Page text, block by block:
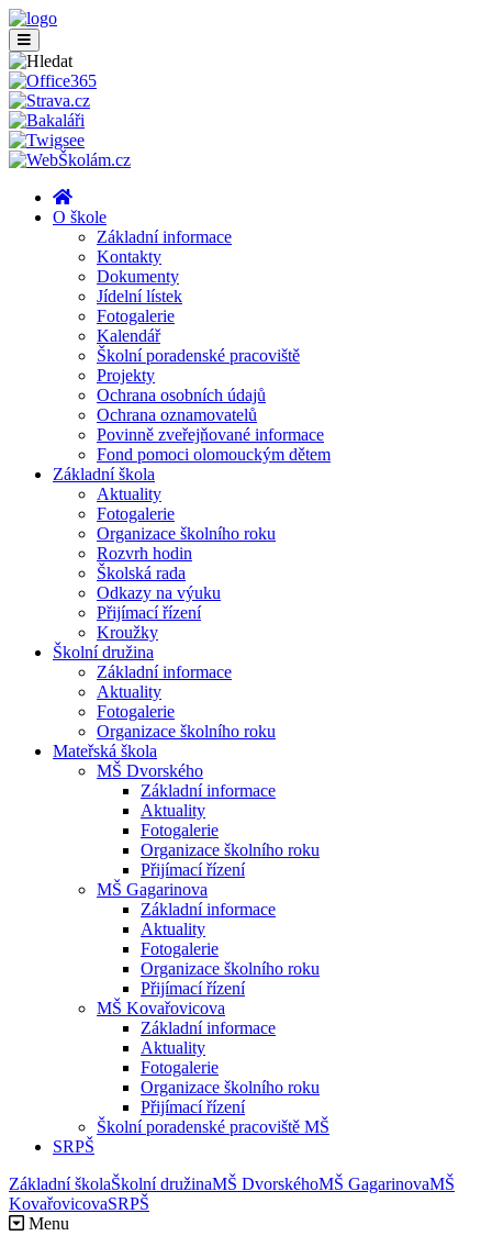
O škole
Základní informace
Kontakty
Dokumenty
Jídelní lístek
Fotogalerie
Kalendář
Školní poradenské pracoviště
Projekty
Ochrana osobních údajů
Ochrana oznamovatelů
Povinně zveřejňované informace
Fond pomoci olomouckým dětem
Základní škola
Aktuality
Fotogalerie
Organizace školního roku
Rozvrh hodin
Školská rada
Odkazy na výuku
Přijímací řízení
Kroužky
Školní družina
Základní informace
Aktuality
Fotogalerie
Organizace školního roku
Mateřská škola
MŠ Dvorského
Základní informace
Aktuality
Fotogalerie
Organizace školního roku
Přijímací řízení
MŠ Gagarinova
Základní informace
Aktuality
Fotogalerie
Organizace školního roku
Přijímací řízení
MŠ Kovařovicova
Základní informace
Aktuality
Fotogalerie
Organizace školního roku
Přijímací řízení
Školní poradenské pracoviště MŠ
SRPŠ
Základní školaŠkolní družinaMŠ DvorskéhoMŠ GagarinovaMŠ
KovařovicovaSRPŠ
Menu